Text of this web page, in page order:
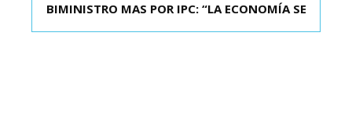
KAST SE REUNIÓ CON EL PRESIDENTE ELECTO DE
BIMINISTRO MAS POR IPC: “LA ECONOMÍA SE